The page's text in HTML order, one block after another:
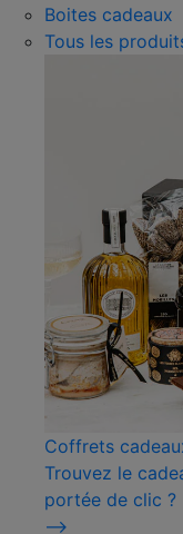
Boites cadeaux
Tous les
Coffrets
Trouvez le
portée de clic ?
⟶